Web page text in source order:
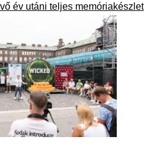
év utáni teljes memóriakészlet